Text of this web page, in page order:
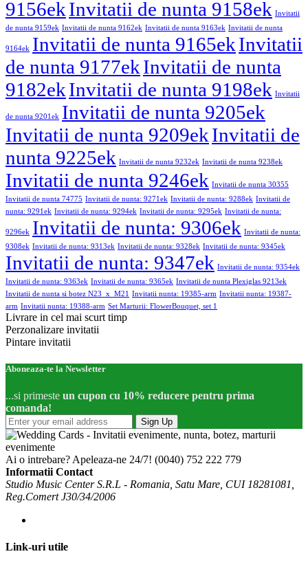
9156ekInvitatii de nunta 9158ek Invitatii
de nunta 9159ek Invitatii de nunta 9162ek Invitatii de nunta 9163ek Invitatii de nunta
9164ek Invitatii de nunta 9165ekInvitatii
de nunta 9177ekInvitatii de nunta
9182ekInvitatii de nunta 9198ek Invitatii
de nunta 9201ek Invitatii de nunta 9205ek
Invitatii de nunta 9209ekInvitatii de
nunta 9225ek Invitatii de nunta 9232ek Invitatii de nunta 9238ek
Invitatii de nunta 9246ek Invitatii de nunta 30355
Invitatii de nunta 74775 Invitatii de nunta: 9271ek Invitatii de nunta: 9288ek Invitatii de
nunta: 9291ek Invitatii de nunta: 9294ek Invitatii de nunta: 9295ek Invitatii de nunta:
9296ek Invitatii de nunta: 9306ek Invitatii de nunta:
9308ek Invitatii de nunta: 9313ek Invitatii de nunta: 9328ek Invitatii de nunta: 9345ek
Invitatii de nunta: 9347ek Invitatii de nunta: 9354ek
Invitatii de nunta: 9363ek Invitatii de nunta: 9365ek Invitatii de nunta Plexiglas 9213ek
Invitatii de nunta si botez N23_x_M21
Invitatii nunta: 19385-arm Invitatii nunta: 19387-
arm Invitatii nunta: 19388-arm Set Marturii: FlowerBouquet, set 1
Livrare in cel mai scurt timp
Perzonalizare invitatii
Pintare invitatii
Aboneaza-te la Newsletter
...si primeste un cupon cu 10% reducere pentru prima
comanda!
Sign Up
Ai o intrebare? Apeleaza-ne 24/7! (0040) 752 222 779
Informatii Contact
Studio Music Center S.R.L - Romania, Satu Mare, CUI 18281081,
Reg.Comert J30/34/2006
Link-uri utile